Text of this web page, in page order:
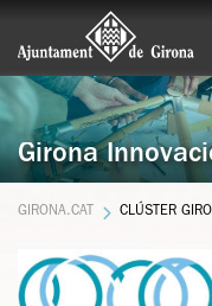
Girona
GIRONA.CAT CLÚSTER